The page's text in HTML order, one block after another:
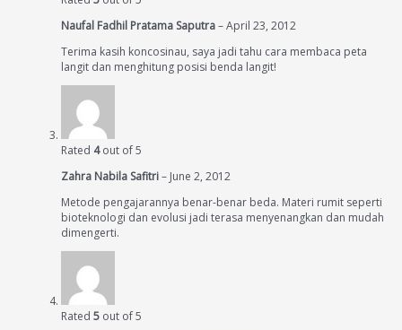
Naufal Fadhil Pratama Saputra–April 23, 2012
Terima kasih koncosinau, saya jadi tahu cara membaca peta
langit dan menghitung posisi benda langit!
Rated 4out of 5
Zahra Nabila Safitri– June 2, 2012
Metode pengajarannya benar-benar beda. Materi rumit seperti
bioteknologi dan evolusi jadi terasa menyenangkan dan mudah
dimengerti.
Rated 5 out of 5